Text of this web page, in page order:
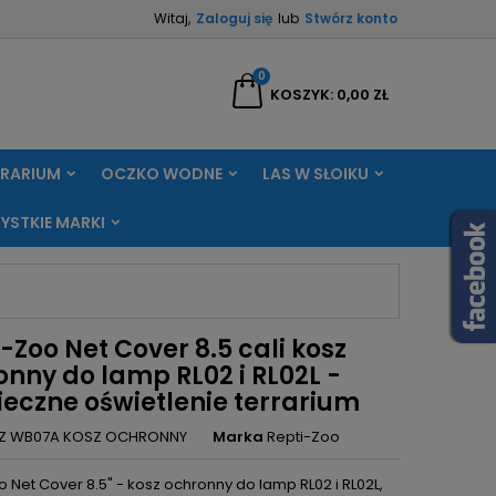
Witaj, Zaloguj się lub Stwórz konto
KOSZYK
0
0,00 ZŁ
OCZKO WODNE LAS W SŁOIKU
MARKI
Zoo Net Cover 8.5 cali kosz
do lamp RL02 i RL02L -
oświetlenie terrarium
WB07A KOSZ OCHRONNY Marka Repti-Zoo
Net Cover 8.5" - kosz ochronny do lamp RL02 i RL02L,